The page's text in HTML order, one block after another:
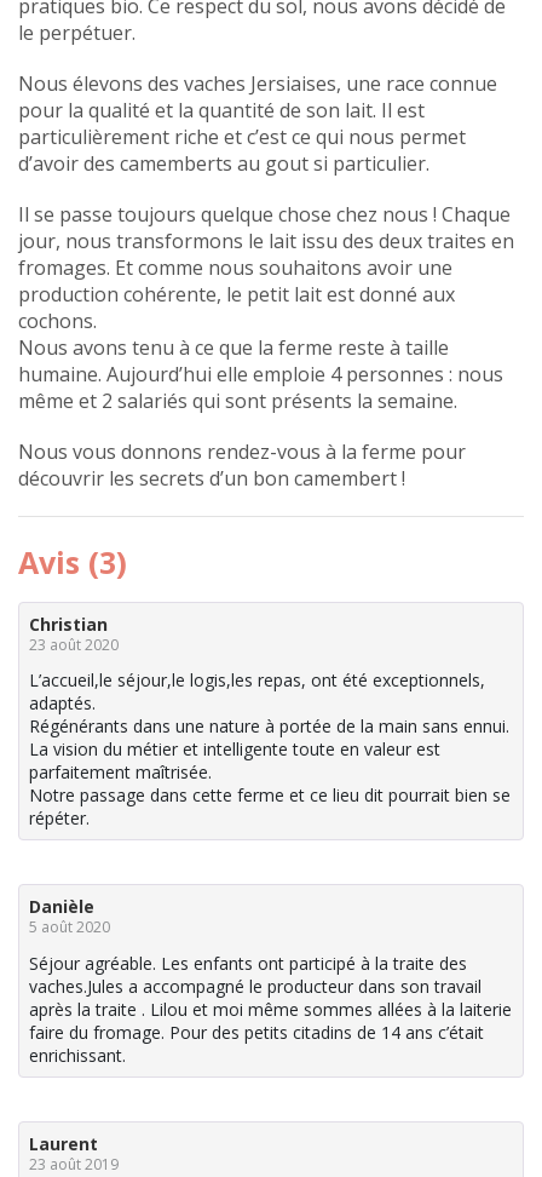
pratiques bio. Ce respect du sol, nous avons décidé de
le perpétuer.
Nous élevons des vaches Jersiaises, une race connue
pour la qualité et la quantité de son lait. Il est
particulièrement riche et c’est ce qui nous permet
d’avoir des camemberts au gout si particulier.
Il se passe toujours quelque chose chez nous ! Chaque
jour, nous transformons le lait issu des deux traites en
fromages. Et comme nous souhaitons avoir une
production cohérente, le petit lait est donné aux
cochons.
Nous avons tenu à ce que la ferme reste à taille
humaine. Aujourd’hui elle emploie 4 personnes : nous
même et 2 salariés qui sont présents la semaine.
Nous vous donnons rendez-vous à la ferme pour
découvrir les secrets d’un bon camembert !
Avis (3)
Christian
23 août 2020
L’accueil,le séjour,le logis,les repas, ont été exceptionnels,
adaptés.
Régénérants dans une nature à portée de la main sans ennui.
La vision du métier et intelligente toute en valeur est
parfaitement maîtrisée.
Notre passage dans cette ferme et ce lieu dit pourrait bien se
répéter.
Danièle
5 août 2020
Séjour agréable. Les enfants ont participé à la traite des
vaches.Jules a accompagné le producteur dans son travail
après la traite . Lilou et moi même sommes allées à la laiterie
faire du fromage. Pour des petits citadins de 14 ans c’était
enrichissant.
Laurent
23 août 2019